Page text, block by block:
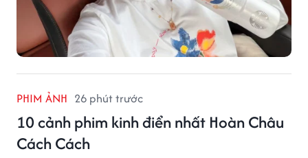
PHIM ẢNH 26 phút trước
10 cảnh phim kinh điển nhất Hoàn Châu
Cách Cách